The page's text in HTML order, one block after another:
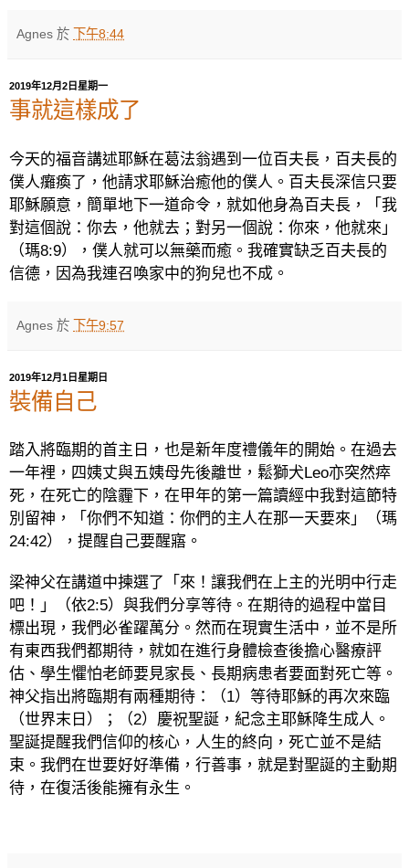
Agnes 於 下午8:44
2019年12月2日星期一
事就這樣成了
今天的福音講述耶穌在葛法翁遇到一位百夫長，百夫長的
僕人癱瘓了，他請求耶穌治癒他的僕人。百夫長深信只要
耶穌願意，簡單地下一道命令，就如他身為百夫長，「我
對這個說：你去，他就去；對另一個說：你來，他就來」
（瑪8:9），僕人就可以無藥而癒。我確實缺乏百夫長的
信德，因為我連召喚家中的狗兒也不成。
Agnes 於 下午9:57
2019年12月1日星期日
裝備自己
踏入將臨期的首主日，也是新年度禮儀年的開始。在過去
一年裡，四姨丈與五姨母先後離世，鬆獅犬 Leo亦突然瘁
死，在死亡的陰霾下，在甲年的第一篇讀經中我對這節特
別留神，「你們不知道：你們的主人在那一天要來」（瑪
24:42），提醒自己要醒寤。
梁神父在講道中揀選了「來！讓我們在上主的光明中行走
吧！」（依2:5）與我們分享等待。在期待的過程中當目
標出現，我們必雀躍萬分。然而在現實生活中，並不是所
有東西我們都期待，就如在進行身體檢查後擔心醫療評
估、學生懼怕老師要見家長、長期病患者要面對死亡等。
神父指出將臨期有兩種期待：（1）等待耶穌的再次來臨
（世界末日）；（2）慶祝聖誕，紀念主耶穌降生成人。
聖誕提醒我們信仰的核心，人生的終向，死亡並不是結
束。我們在世要好好準備，行善事，就是對聖誕的主動期
待，在復活後能擁有永生。